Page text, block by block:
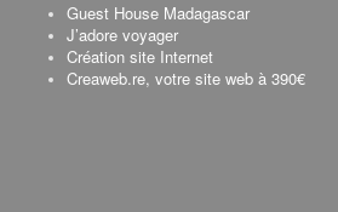
Guest House Madagascar
J’adore voyager
Création site Internet
Creaweb.re, votre site web à 390€